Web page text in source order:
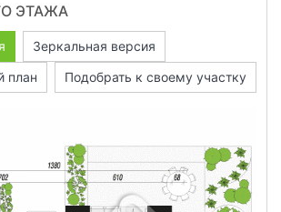
ЭТАЖА
Зеркальная версия
план
Подобрать к своему участку